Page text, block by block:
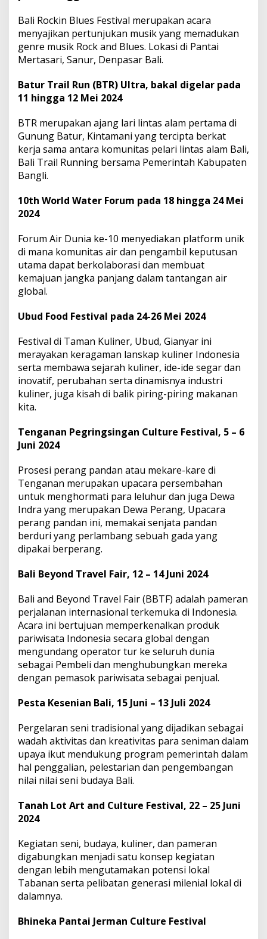
Bali Rockin Blues Festival merupakan acara
menyajikan pertunjukan musik yang memadukan
genre musik Rock and Blues. Lokasi di Pantai
Mertasari, Sanur, Denpasar Bali.
Batur Trail Run (BTR) Ultra, bakal digelar pada
11 hingga 12 Mei 2024
BTR merupakan ajang lari lintas alam pertama di
Gunung Batur, Kintamani yang tercipta berkat
kerja sama antara komunitas pelari lintas alam Bali,
Bali Trail Running bersama Pemerintah Kabupaten
Bangli.
10th World Water Forum pada 18 hingga 24 Mei
2024
Forum Air Dunia ke-10 menyediakan platform unik
di mana komunitas air dan pengambil keputusan
utama dapat berkolaborasi dan membuat
kemajuan jangka panjang dalam tantangan air
global.
Ubud Food Festival pada 24-26 Mei 2024
Festival di Taman Kuliner, Ubud, Gianyar ini
merayakan keragaman lanskap kuliner Indonesia
serta membawa sejarah kuliner, ide-ide segar dan
inovatif, perubahan serta dinamisnya industri
kuliner, juga kisah di balik piring-piring makanan
kita.
Tenganan Pegringsingan Culture Festival, 5 – 6
Juni 2024
Prosesi perang pandan atau mekare-kare di
Tenganan merupakan upacara persembahan
untuk menghormati para leluhur dan juga Dewa
Indra yang merupakan Dewa Perang, Upacara
perang pandan ini, memakai senjata pandan
berduri yang perlambang sebuah gada yang
dipakai berperang.
Bali Beyond Travel Fair, 12 – 14 Juni 2024
Bali and Beyond Travel Fair (BBTF) adalah pameran
perjalanan internasional terkemuka di Indonesia.
Acara ini bertujuan memperkenalkan produk
pariwisata Indonesia secara global dengan
mengundang operator tur ke seluruh dunia
sebagai Pembeli dan menghubungkan mereka
dengan pemasok pariwisata sebagai penjual.
Pesta Kesenian Bali, 15 Juni – 13 Juli 2024
Pergelaran seni tradisional yang dijadikan sebagai
wadah aktivitas dan kreativitas para seniman dalam
upaya ikut mendukung program pemerintah dalam
hal penggalian, pelestarian dan pengembangan
nilai nilai seni budaya Bali.
Tanah Lot Art and Culture Festival, 22 – 25 Juni
2024
Kegiatan seni, budaya, kuliner, dan pameran
digabungkan menjadi satu konsep kegiatan
dengan lebih mengutamakan potensi lokal
Tabanan serta pelibatan generasi milenial lokal di
dalamnya.
Bhineka Pantai Jerman Culture Festival